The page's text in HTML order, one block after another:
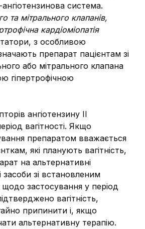
система.
та мітрального клапанів,
кардіоміопатія
з особливою
препарат пацієнтам зі
або мітрального клапана
гіпертрофічною
ангіотензину ІІ
вагітності. Якщо
препаратом вважається
які планують вагітність,
на альтернативні
засоби зі встановленим
застосування у період
вагітність,
припинити і, якщо
альтернативну терапію.